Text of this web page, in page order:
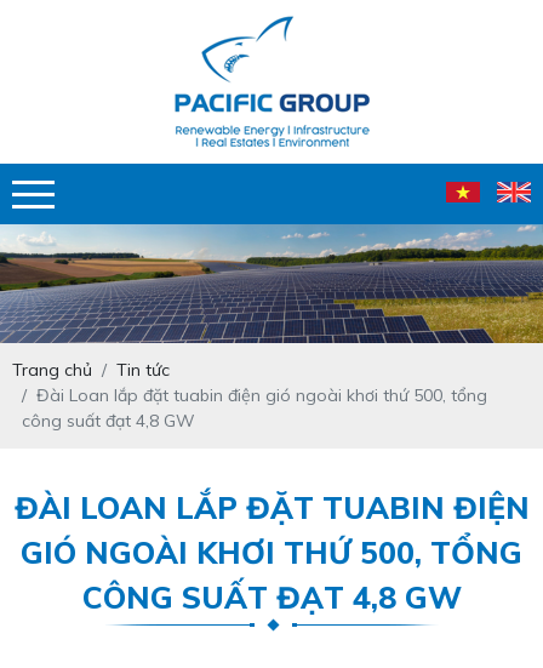
Trang chủ
Tin tức
Đài Loan lắp đặt tuabin điện gió ngoài khơi thứ 500, tổng
công suất đạt 4,8 GW
ĐÀI LOAN LẮP ĐẶT TUABIN ĐIỆN
GIÓ NGOÀI KHƠI THỨ 500, TỔNG
CÔNG SUẤT ĐẠT 4,8 GW